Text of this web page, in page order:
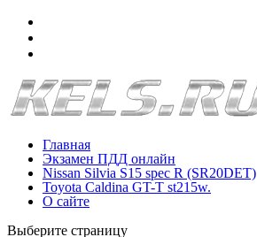
Главная
Экзамен ПДД онлайн
Nissan Silvia S15 spec R (SR20DET)
Toyota Caldina GT-T st215w.
О сайте
Выберите страницу